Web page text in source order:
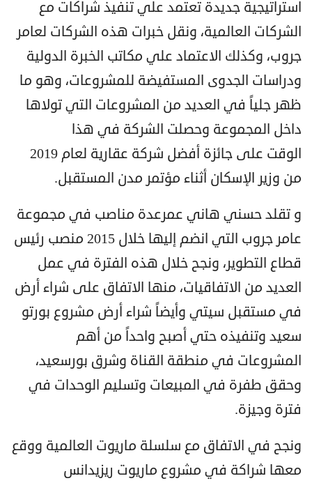
استراتيجية جديدة تعتمد علي تنفيذ شراكات مع
الشركات العالمية، ونقل خبرات هذه الشركات لعامر
جروب، وكذلك الاعتماد علي مكاتب الخبرة الدولية
ودراسات الجدوى المستفيضة للمشروعات، وهو ما
ظهر جلياً في العديد من المشروعات التي تولاها
داخل المجموعة وحصلت الشركة في هذا
الوقت
على جائزة أفضل شركة عقارية لعام 2019
من وزير الإسكان أثناء مؤتمر مدن المستقبل.
و تقلدحسني هاني عمرعدة مناصب في مجموعة
عامر جروب التي انضم إليها خلال 2015 منصب رئيس
قطاع التطوير، ونجح خلال هذه الفترة في عمل
العديد من الاتفاقيات، منها الاتفاق على شراء أرض
في مستقبل سيتي وأيضاً شراء أرض مشروع بورتو
سعيد وتنفيذه حتي أصبح واحداً من أهم
المشروعات في منطقة القناة وشرق بورسعيد،
وحقق طفرة في المبيعات وتسليم الوحدات في
فترة وجيزة.
ونجح في الاتفاق مع سلسلة ماريوت العالمية ووقع
معها شراكة في مشروع ماريوت ريزيدانس